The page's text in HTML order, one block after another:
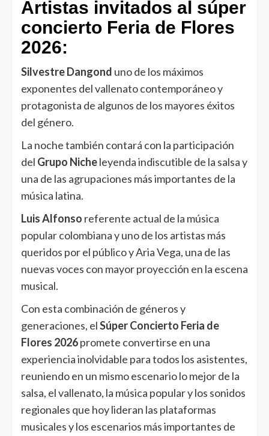
Artistas invitados al súper
concierto Feria de Flores
2026:
Silvestre Dangond uno de los máximos
exponentes del vallenato contemporáneo y
protagonista de algunos de los mayores éxitos
del género.
La noche también contará con la participación
del Grupo Nicheleyenda indiscutible de la salsa y
una de las agrupaciones más importantes de la
música latina.
Luis Alfonso referente actual de la música
popular colombiana y uno de los artistas más
queridos por el público y Aria Vega, una de las
nuevas voces con mayor proyección en la escena
musical.
Con esta combinación de géneros y
generaciones, elSúper Concierto Feria de
Flores 2026promete convertirse en una
experiencia inolvidable para todos los asistentes,
reuniendo en un mismo escenario lo mejor de la
salsa, el vallenato, la música popular y los sonidos
regionales que hoy lideran las plataformas
musicales y los escenarios más importantes de